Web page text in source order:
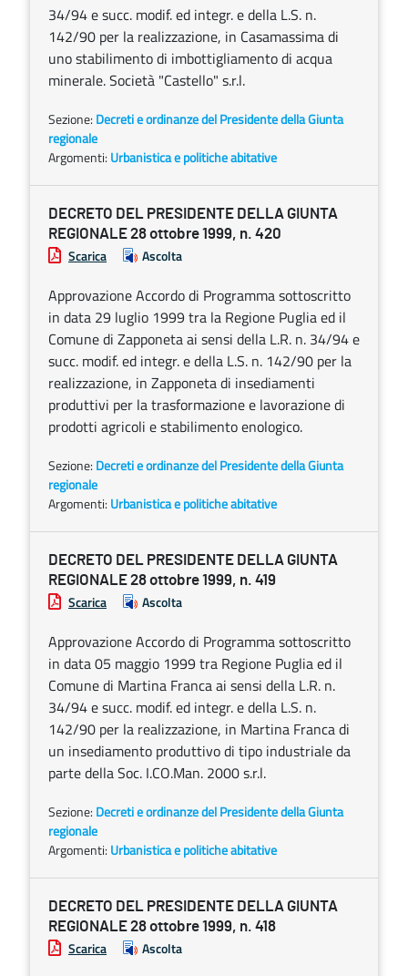
34/94 e succ. modif. ed integr. e della L.S. n.
142/90 per la realizzazione, in Casamassima di
uno stabilimento di imbottigliamento di acqua
minerale. Società "Castello" s.r.l.
Sezione: Decreti e ordinanze del Presidente della Giunta
regionale
Argomenti: Urbanistica e politiche abitative
DECRETO DEL PRESIDENTE DELLA GIUNTA
REGIONALE 28 ottobre 1999, n. 420
Scarica Ascolta
Approvazione Accordo di Programma sottoscritto
in data 29 luglio 1999 tra la Regione Puglia ed il
Comune di Zapponeta ai sensi della L.R. n. 34/94 e
succ. modif. ed integr. e della L.S. n. 142/90 per la
realizzazione, in Zapponeta di insediamenti
produttivi per la trasformazione e lavorazione di
prodotti agricoli e stabilimento enologico.
Sezione: Decreti e ordinanze del Presidente della Giunta
regionale
Argomenti: Urbanistica e politiche abitative
DECRETO DEL PRESIDENTE DELLA GIUNTA
REGIONALE 28 ottobre 1999, n. 419
Scarica Ascolta
Approvazione Accordo di Programma sottoscritto
in data 05 maggio 1999 tra Regione Puglia ed il
Comune di Martina Franca ai sensi della L.R. n.
34/94 e succ. modif. ed integr. e della L.S. n.
142/90 per la realizzazione, in Martina Franca di
un insediamento produttivo di tipo industriale da
parte della Soc. I.CO.Man. 2000 s.r.l.
Sezione: Decreti e ordinanze del Presidente della Giunta
regionale
Argomenti: Urbanistica e politiche abitative
DECRETO DEL PRESIDENTE DELLA GIUNTA
REGIONALE 28 ottobre 1999, n. 418
Scarica Ascolta